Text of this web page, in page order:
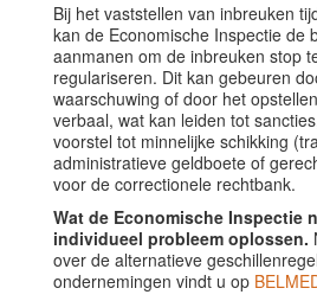
Bij het vaststellen van inbreuken
kan de Economische Inspectie de
aanmanen om de inbreuken stop
regulariseren. Dit kan gebeuren
waarschuwing of door het
verbaal, wat kan leiden tot
voorstel tot minnelijke schikking
administratieve geldboete of
voor de correctionele rechtbank.
Wat de Economische Inspectie
individueel probleem oplossen.
over de alternatieve
ondernemingen vindt u op